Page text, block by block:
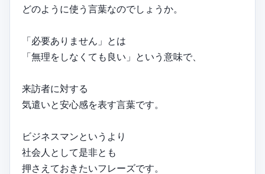
どのように使う言葉なのでしょうか。
「必要ありません」とは
「無理をしなくても良い」という意味で、
来訪者に対する
気遣いと安心感を表す言葉です。
ビジネスマンというより
社会人として是非とも
押さえておきたいフレーズです。